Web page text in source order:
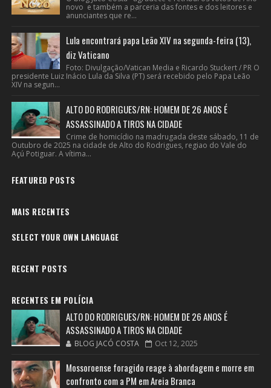
novo e também a parceria das fontes e dos leitores e
anunciantes que re...
Lula encontrará papa Leão XIV na segunda-feira (13),
diz Vaticano
Foto: Divulgação/Vatican Media e Ricardo Stuckert / PR O
presidente Luiz Inácio Lula da Silva (PT) será recebido pelo Papa Leão
XIV na segun...
ALTO DO RODRIGUES/RN: HOMEM DE 26 ANOS É
ASSASSINADO A TIROS NA CIDADE
Crime de homicídio na madrugada deste sábado, 11 de
Outubro de 2025 na cidade de Alto do Rodrigues, regiao do Vale do
Açú Potiguar. A vítima...
FEATURED POSTS
MAIS RECENTES
SELECT YOUR OWN LANGUAGE
RECENT POSTS
RECENTES EM POLÍCIA
ALTO DO RODRIGUES/RN: HOMEM DE 26 ANOS É
ASSASSINADO A TIROS NA CIDADE
BLOG JACÓ COSTA Oct 12, 2025
Mossoroense foragido reage à abordagem e morre em
confronto com a PM em Areia Branca